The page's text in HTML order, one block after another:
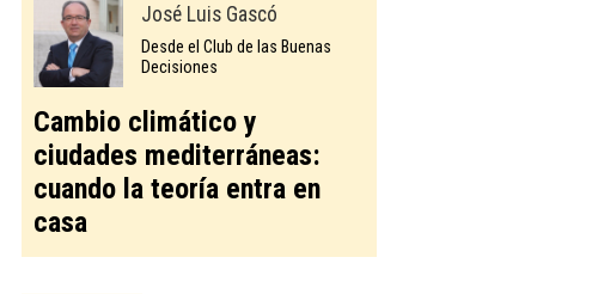
José Luis Gascó
Desde el Club de las Buenas
Decisiones
Cambio climático y
ciudades mediterráneas:
cuando la teoría entra en
casa